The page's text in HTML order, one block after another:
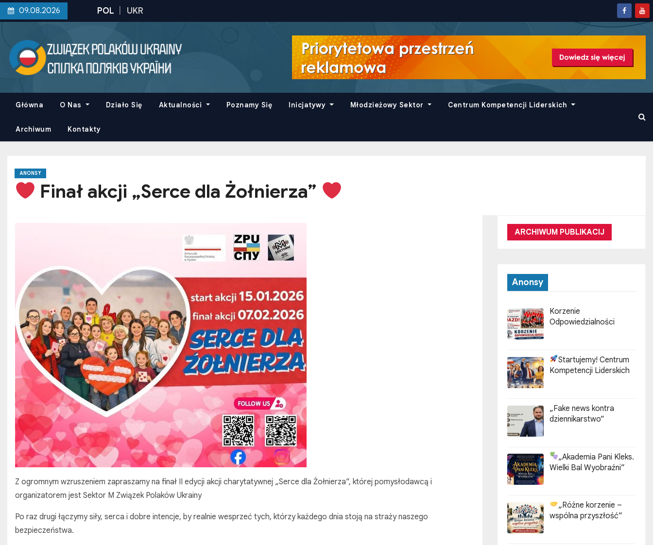
k
e
09.08.2026
Główna O Nas Działo Się Aktualności Poznamy Się Inicjatywy Młodzieżowy Sektor Centrum Kompetencji Liderskich
Archiwum Kontakty
ANONSY
Finał akcji „Serce dla Żołnierza”
Z ogromnym wzruszeniem zapraszamy na finał II edycji akcji charytatywnej „Serce dla Żołnierza”, której pomysłodawcą i
organizatorem jest Sektor M Związek Polaków Ukrainy
Po raz drugi łączymy siły, serca i dobre intencje, by realnie wesprzeć tych, którzy każdego dnia stoją na straży naszego
bezpieczeństwa.
ARCHIWUM PUBLIKACIJ
Anonsy
Korzenie
Odpowiedzialności
Startujemy! Centrum
Kompetencji Liderskich
„Fake news kontra
dziennikarstwo”
„Akademia Pani Kleks.
Wielki Bal Wyobraźni”
„Różne korzenie –
wspólna przyszłość”